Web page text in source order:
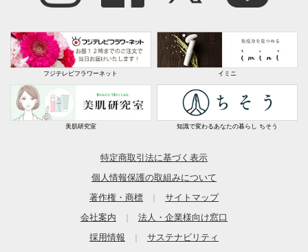
フジテレビフラワーネット イミニ
美肌研究室 知識で変わるあなたの暮らし ちそう
特定商取引法に基づく表示
個人情報保護の取組みについて
著作権・商標
｜
サイトマップ
会社案内
｜
法人・企業様向け窓口
採用情報
｜
サステナビリティ